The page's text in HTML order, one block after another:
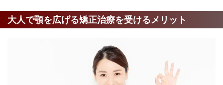
大人で顎を広げる矯正治療を受けるメリット